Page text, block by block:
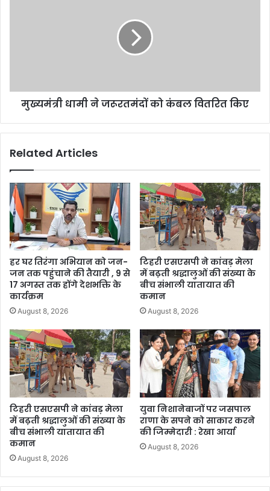
मुख्यमंत्री धामी ने जरूरतमंदों को कंबल वितरित किए
Related Articles
हर घर तिरंगा अभियान को जन-
जन तक पहुंचाने की तैयारी , 9 से
17 अगस्त तक होंगे देशभक्ति के
कार्यक्रम
August 8, 2026
टिहरी एसएसपी ने कांवड़ मेला
में बढ़ती श्रद्धालुओं की संख्या के
बीच संभाली यातायात की
कमान
August 8, 2026
टिहरी एसएसपी ने कांवड़ मेला
में बढ़ती श्रद्धालुओं की संख्या के
बीच संभाली यातायात की
कमान
August 8, 2026
युवा निशानेबाजों पर जसपाल
राणा के सपने को साकार करने
की जिम्मेदारी : रेखा आर्या
August 8, 2026